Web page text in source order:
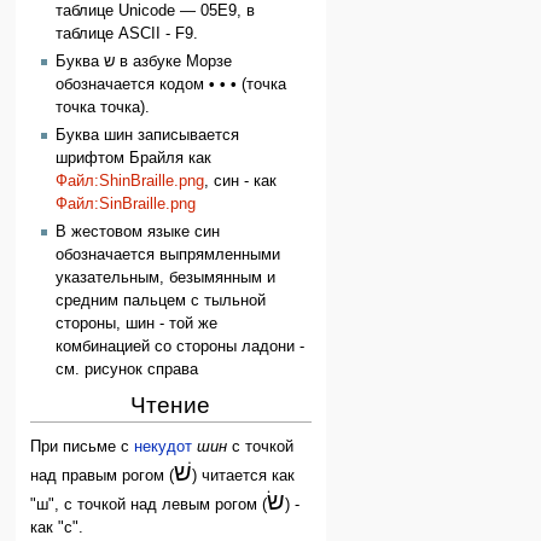
таблице Unicode — 05E9, в
таблице ASCII - F9.
Буква ש в азбуке Морзе
обозначается кодом • • • (точка
точка точка).
Буква шин записывается
шрифтом Брайля как
Файл:ShinBraille.png, син - как
Файл:SinBraille.png
В жестовом языке син
обозначается выпрямленными
указательным, безымянным и
средним пальцем с тыльной
стороны, шин - той же
комбинацией со стороны ладони -
см. рисунок справа
Чтение
При письме снекудот шин с точкой
над правым рогом (שׁ) читается как
"ш", с точкой над левым рогом (שׂ) -
как "с".